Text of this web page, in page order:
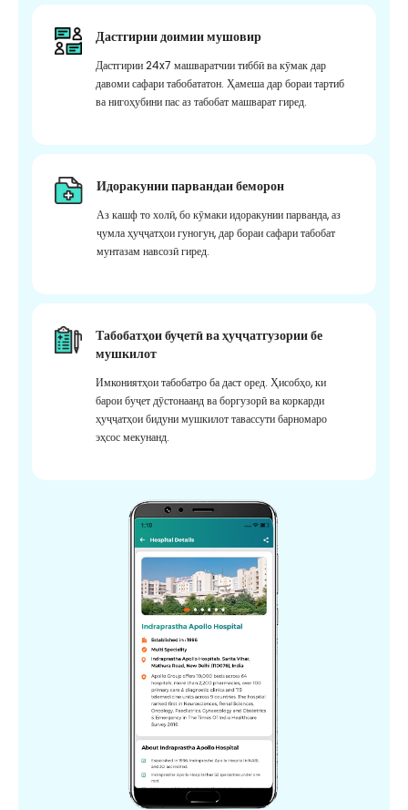
Дастгирии доимии мушовир
Дастгирии 24x7 машваратчии тиббӣ ва кӯмак дар
давоми сафари табобататон. Ҳамеша дар бораи тартиб
ва нигоҳубини пас аз табобат машварат гиред.
Идоракунии парвандаи беморон
Аз кашф то холӣ, бо кӯмаки идоракунии парванда, аз
ҷумла ҳуҷҷатҳои гуногун, дар бораи сафари табобат
мунтазам навсозӣ гиред.
Табобатҳои буҷетӣ ва ҳуҷҷатгузории бе
мушкилот
Имкониятҳои табобатро ба даст оред. Ҳисобҳо, ки
барои буҷет дӯстонаанд ва боргузорӣ ва коркарди
ҳуҷҷатҳои бидуни мушкилот тавассути барномаро
эҳсос мекунанд.